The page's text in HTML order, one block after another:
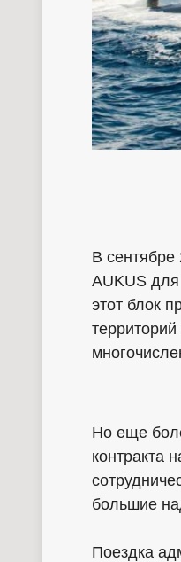
В
AUKUS для
этот блок
Но еще
контракта
большие
Поездка